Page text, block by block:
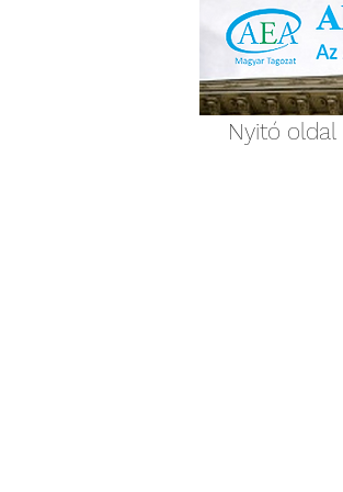
Nyitó oldal